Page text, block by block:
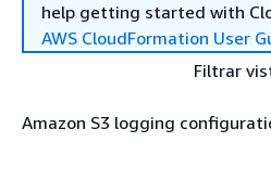
help getting started with
AWS CloudFormation User
Filtrar
Amazon S3 logging